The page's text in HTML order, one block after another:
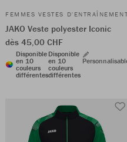
FEMMES VESTES
JAKO Veste polyester Iconic
dès 45,00 CHF
Disponible
en 10
couleurs
différentes
Disponible
en 10
couleurs
différentes